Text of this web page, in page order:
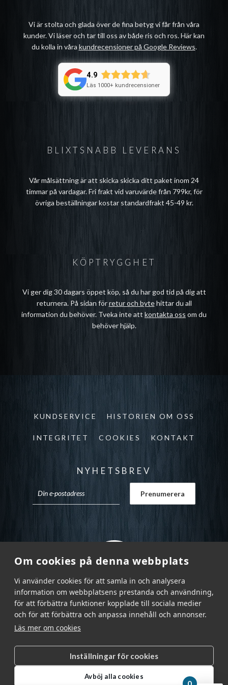
Om cookies på denna webbplats
Vi använder cookies för att samla in och analysera
information om webbplatsens prestanda och användning,
för att förbättra funktioner kopplade till sociala medier
och för att förbättra och anpassa innehåll och annonser.
Läs mer om cookies
Inställningar för cookies
Avböj alla cookies
BLIXTSNABB LEVERANS
Vår målsättning är att skicka skicka ditt paket inom 24
timmar på vardagar. Fri frakt vid varuvärde från 799kr, för
övriga beställningar kostar standardfrakt 45-49 kr.
Vi är stolta och glada över de fina betyg vi får från våra
kunder. Vi läser och tar till oss av både ris och ros. Här kan
du kolla in våra kundrecensioner på Google Reviews.
4.9
Läs 1000+ kundrecensioner
KÖPTRYGGHET
Vi ger dig 30 dagars öppet köp, så du har god tid på dig att
returnera. På sidan förretur och bytehittar du all
information du behöver. Tveka inte att kontakta oss om du
behöver hjälp.
KUNDSERVICE HISTORIEN OM OSS
INTEGRITET COOKIES KONTAKT
NYHETSBREV
Garnr Sverige AB © 2026 |
info@garnr.se
| 031 - 92 94 92